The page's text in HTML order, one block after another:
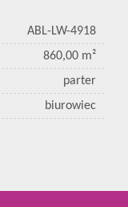
ABL-LW-4918
860,00 m²
parter
biurowiec